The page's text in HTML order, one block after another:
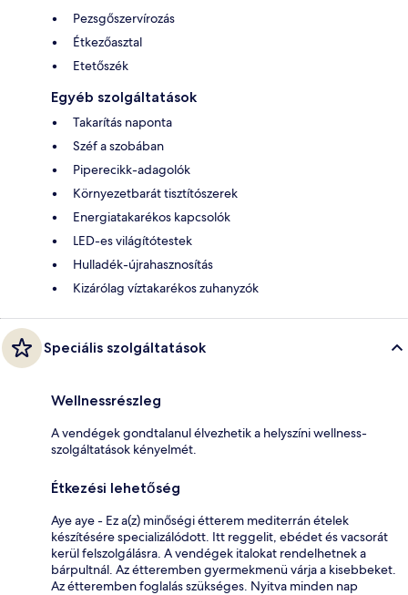
Pezsgőszervírozás
Étkezőasztal
Etetőszék
Egyéb szolgáltatások
Takarítás naponta
Széf a szobában
Piperecikk-adagolók
Környezetbarát tisztítószerek
Energiatakarékos kapcsolók
LED-es világítótestek
Hulladék-újrahasznosítás
Kizárólag víztakarékos zuhanyzók
Speciális szolgáltatások
Wellnessrészleg
A vendégek gondtalanul élvezhetik a helyszíni wellness-
szolgáltatások kényelmét.
Étkezési lehetőség
Aye aye - Ez a(z) minőségi étterem mediterrán ételek
készítésére specializálódott. Itt reggelit, ebédet és vacsorát
kerül felszolgálásra. A vendégek italokat rendelhetnek a
bárpultnál. Az étteremben gyermekmenü várja a kisebbeket.
Az étteremben foglalás szükséges. Nyitva minden nap